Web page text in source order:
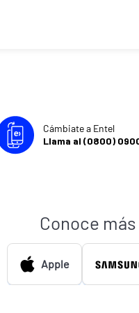
Cámbiate a Entel
Llama al (0800)
Conoce
Apple